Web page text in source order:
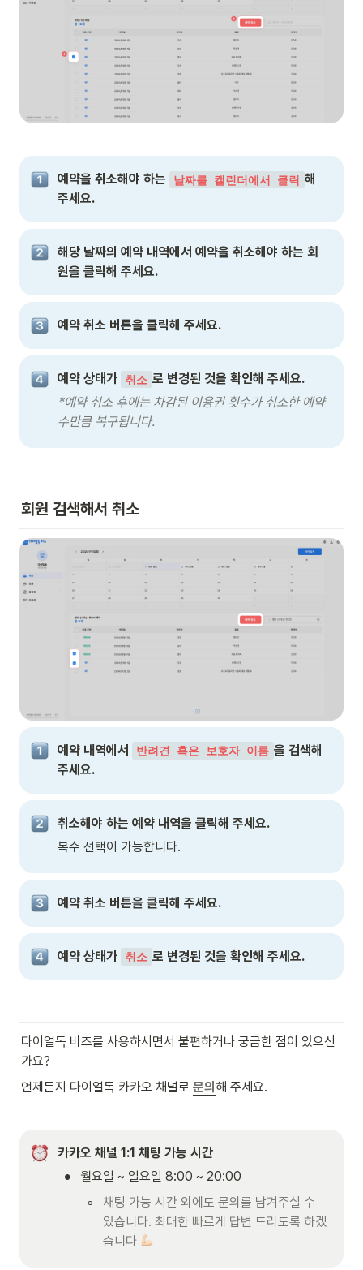
예약을 취소해야 하는 날짜를 캘린더에서 클릭 해
주세요.
해당 날짜의 예약 내역에서 예약을 취소해야 하는 회
원을 클릭해 주세요.
예약 취소 버튼을 클릭해 주세요.
예약 상태가 취소 로 변경된 것을 확인해 주세요.
*예약 취소 후에는 차감된 이용권 횟수가 취소한 예약
수만큼 복구됩니다.
회원 검색해서 취소
예약 내역에서 반려견 혹은 보호자 이름 을 검색해
주세요.
취소해야 하는 예약 내역을 클릭해 주세요.
복수 선택이 가능합니다.
예약 취소 버튼을 클릭해 주세요.
예약 상태가 취소 로 변경된 것을 확인해 주세요.
다이얼독 비즈를 사용하시면서 불편하거나 궁금한 점이 있으신
가요?
언제든지 다이얼독 카카오 채널로 문의 해 주세요.
카카오 채널 1:1 채팅 가능 시간
• 월요일 ~ 일요일 8:00 ~ 20:00
◦
채팅 가능 시간 외에도 문의를 남겨주실 수
있습니다. 최대한 빠르게 답변 드리도록 하겠
습니다